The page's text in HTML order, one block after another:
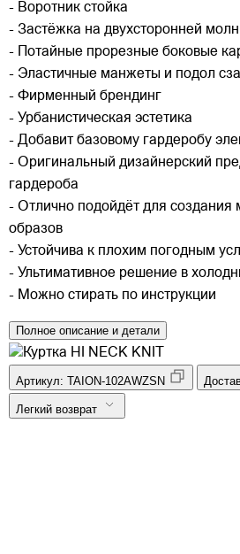
- Воротник стойка
- Застёжка на двухсторонней
- Потайные прорезные боковые
- Эластичные манжеты и подол
- Фирменный брендинг
- Урбанистическая эстетика
- Добавит базовому гардеробу
- Оригинальный дизайнерский
гардероба
- Отлично подойдёт для создания
образов
- Устойчива к плохим погодным
- Ультимативное решение в
- Можно стирать по инструкции
Полное описание и детали
Артикул: TAION-102AWZSN
Легкий возврат